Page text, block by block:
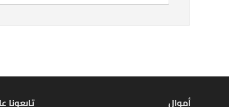
تابعونا أموال